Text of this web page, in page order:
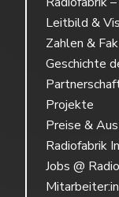
Leitbild &
Zahlen &
Geschichte
Projekte
Preise &
Radiofabrik
Jobs @